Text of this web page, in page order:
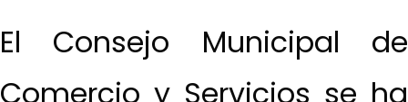
El Consejo Municipal de
Comercio y Servicios se ha